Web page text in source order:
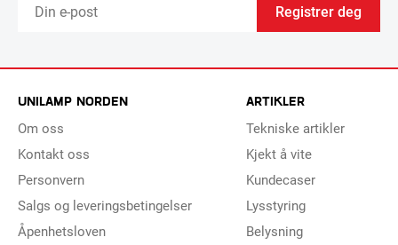
Registrer deg
UNILAMP NORDEN
Om oss
Kontakt oss
Personvern
Salgs og leveringsbetingelser
Åpenhetsloven
ARTIKLER
Tekniske artikler
Kjekt å vite
Kundecaser
Lysstyring
Belysning